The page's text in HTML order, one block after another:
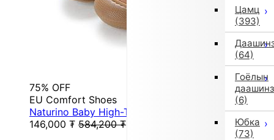
Цамц
(393)
(64)
Гоёлын
даашинз
(6)
Юбка
(73)
75% OFF
EU Comfort Shoes
Naturino Baby High-Top Sneakers (Brown)
146,000 ₮ 584,200 ₮